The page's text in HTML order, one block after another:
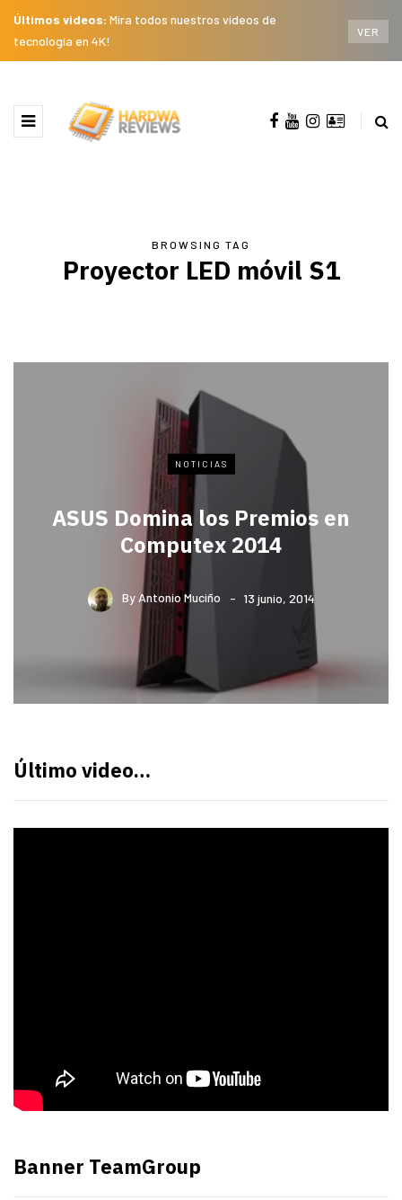
Últimos videos: Mira todos nuestros videos de
tecnología en 4K!
VER
BROWSING TAG
Proyector LED móvil S1
NOTICIAS
ASUS Domina los Premios en
Computex 2014
By Antonio Muciño 13 junio, 2014
Último video…
Banner TeamGroup